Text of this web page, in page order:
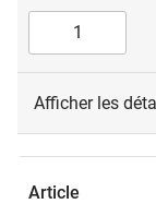
Afficher les